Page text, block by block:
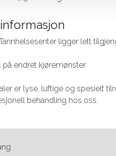
ligger lett
endret kjøremønster.
er lyse, luftige og spesielt
behandling hos oss.